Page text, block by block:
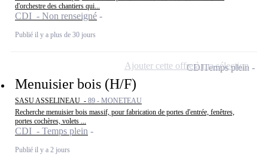
d'orchestre des chantiers qui...
CDI - Non renseigné
Publié il y a plus de 30 jours
Menuisier bois (H/F)
SASU ASSELINEAU - 89 - MONETEAU
Recherche menuisier bois massif, pour fabrication de portes d'entrée, fenêtres,
portes cochères, volets ...
CDI - Temps plein
Publié il y a 2 jours
CDITemps plein
Ajouter cette offre à ma sélection